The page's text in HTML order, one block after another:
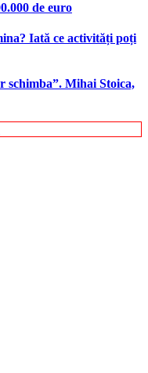
de euro
Iată ce activități poți
schimba”. Mihai Stoica,